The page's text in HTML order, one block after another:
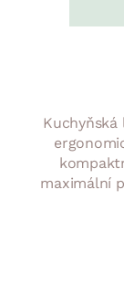
Závěsy a
Zobrazit vše
maximální